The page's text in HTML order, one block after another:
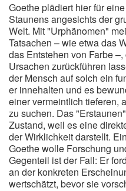
Goethe plädiert hier für
Staunens angesichts der
Welt. Mit "Urphänomen"
Tatsachen – wie etwa das
das Entstehen von Farbe
Ursachen zurückführen
der Mensch auf solch ein
er innehalten und es
einer vermeintlich tieferen,
zu suchen. Das
Zustand, weil es eine
der Wirklichkeit darstellt.
Goethe wolle Forschung
Gegenteil ist der Fall: Er
an der konkreten
wertschätzt, bevor sie